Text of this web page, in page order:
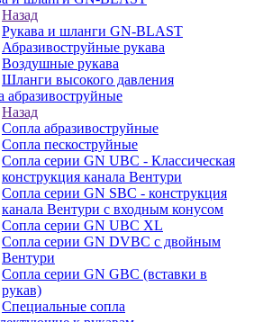
Назад
Рукава и шланги GN-BLAST
Абразивоструйные рукава
Воздушные рукава
Шланги высокого давления
абразивоструйные
Назад
Сопла абразивоструйные
Сопла пескоструйные
Сопла серии GN UBC - Классическая
конструкция канала Вентури
Сопла серии GN SBC - конструкция
канала Вентури c входным конусом
Сопла серии GN UBC XL
Сопла серии GN DVBC с двойным
Вентури
Сопла серии GN GBC (вставки в
рукав)
Специальные сопла